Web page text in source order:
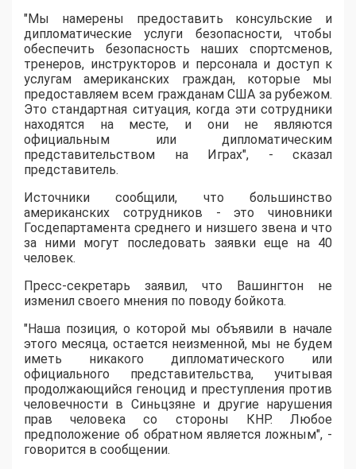
"Мы намерены предоставить консульские и
дипломатические услуги безопасности, чтобы
обеспечить безопасность наших спортсменов,
тренеров, инструкторов и персонала и доступ к
услугам американских граждан, которые мы
предоставляем всем гражданам США за рубежом.
Это стандартная ситуация, когда эти сотрудники
находятся на месте, и они не являются
официальным или дипломатическим
представительством на Играх", - сказал
представитель.
Источники сообщили, что большинство
американских сотрудников - это чиновники
Госдепартамента среднего и низшего звена и что
за ними могут последовать заявки еще на 40
человек.
Пресс-секретарь заявил, что Вашингтон не
изменил своего мнения по поводу бойкота.
"Наша позиция, о которой мы объявили в начале
этого месяца, остается неизменной, мы не будем
иметь никакого дипломатического или
официального представительства, учитывая
продолжающийся геноцид и преступления против
человечности в Синьцзяне и другие нарушения
прав человека со стороны КНР. Любое
предположение об обратном является ложным", -
говорится в сообщении.